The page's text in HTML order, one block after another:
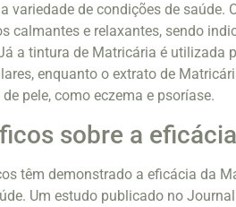
variedade de condições de saúde.
calmantes e relaxantes, sendo
a tintura de Matricária é utilizada
enquanto o extrato de
pele, como eczema e psoríase.
sobre a
têm demonstrado a eficácia da
Um estudo publicado no